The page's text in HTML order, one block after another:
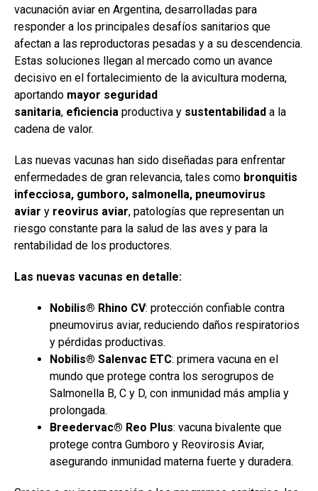
vacunación aviar en Argentina, desarrolladas para
responder a los principales desafíos sanitarios que
afectan a las reproductoras pesadas y a su descendencia.
Estas soluciones llegan al mercado como un avance
decisivo en el fortalecimiento de la avicultura moderna,
aportando mayor seguridad
sanitaria, eficiencia productiva y sustentabilidad a la
cadena de valor.
Las nuevas vacunas han sido diseñadas para enfrentar
enfermedades de gran relevancia, tales como bronquitis
infecciosa, gumboro, salmonella, pneumovirus
aviar y reovirus aviar, patologías que representan un
riesgo constante para la salud de las aves y para la
rentabilidad de los productores.
Las nuevas vacunas en detalle:
Nobilis® Rhino CV: protección confiable contra
pneumovirus aviar, reduciendo daños respiratorios
y pérdidas productivas.
Nobilis® Salenvac ETC: primera vacuna en el
mundo que protege contra los serogrupos de
Salmonella B, C y D, con inmunidad más amplia y
prolongada.
Breedervac® Reo Plus: vacuna bivalente que
protege contra Gumboro y Reovirosis Aviar,
asegurando inmunidad materna fuerte y duradera.